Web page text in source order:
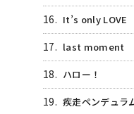
16. It’s only LOVE
17. last moment
18. ハロー！
19. 疾走ペンデュラ